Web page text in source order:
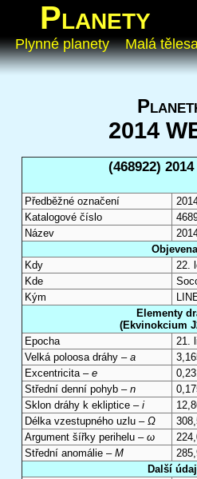
Planety
Plynné planety Malá
2014
(468922)
Předběžné označení
Katalogové číslo
Název
Objevena
Kdy
22.
Kde
Kým
Elementy
(Ekvinokcium
Epocha
21.
Velká poloosa dráhy – a
Excentricita – e
Střední denní pohyb – n
Sklon dráhy k ekliptice – i
Délka vzestupného uzlu – Ω
Argument šířky perihelu – ω
Střední anomálie – M
Další